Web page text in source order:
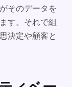
そのデータを
す。それで組
決定や顧客と